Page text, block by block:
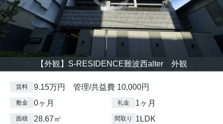
【外観】S-RESIDENCE難波西alter 外観
賃料 9.15万円 管理/共益費 10,000円
敷金 0ヶ月 礼金 1ヶ月
面積 28.67㎡ 間取り 1LDK